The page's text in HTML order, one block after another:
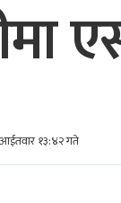
१३:४२ गते